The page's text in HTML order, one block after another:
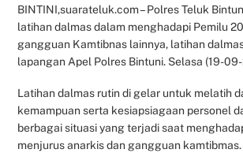
BINTINI,suarateluk.com – Polres Teluk
latihan dalmas dalam menghadapi Pemilu
gangguan Kamtibnas lainnya, latihan
lapangan Apel Polres Bintuni. Selasa (19-
Latihan dalmas rutin di gelar untuk melatih
kemampuan serta kesiapsiagaan personel
berbagai situasi yang terjadi saat
menjurus anarkis dan gangguan kamtibmas.